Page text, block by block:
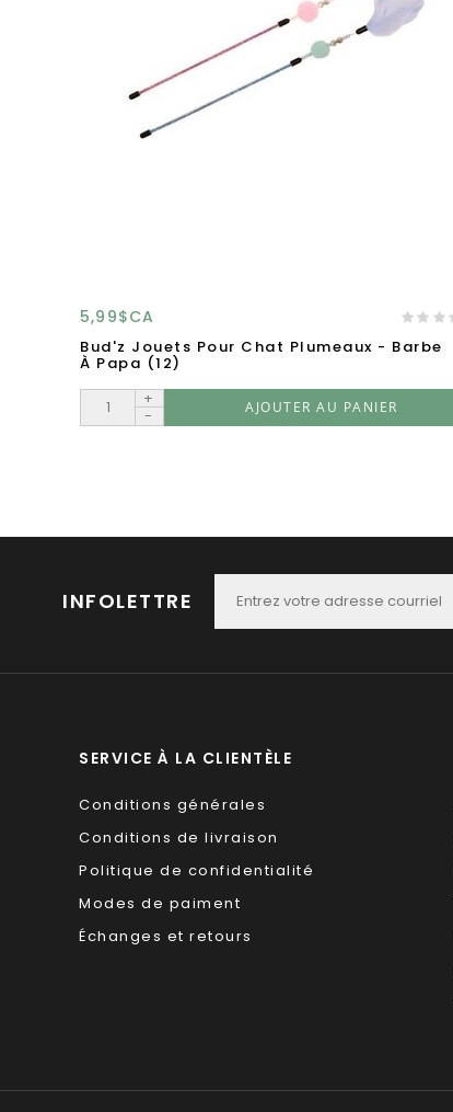
5,99$CA
Bud'z Jouets Pour Chat Plumeaux - Barbe
À Papa (12)
+
-
AJOUTER AU PANIER
INFOLETTRE
SERVICE À LA CLIENTÈLE
Conditions générales
Conditions de livraison
Politique de confidentialité
Modes de paiment
Échanges et retours